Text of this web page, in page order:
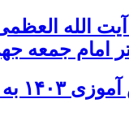
الله
امام جمعه
روایت تصویر